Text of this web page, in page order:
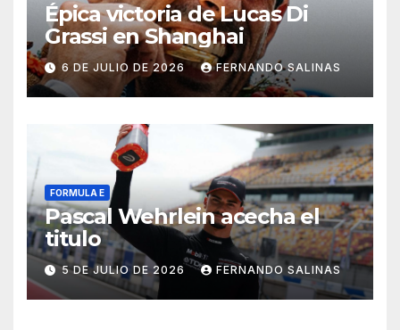
Épica victoria de Lucas Di
Grassi en Shanghai
6 DE JULIO DE 2026 FERNANDO SALINAS
FORMULA E
Pascal Wehrlein acecha el
titulo
5 DE JULIO DE 2026 FERNANDO SALINAS